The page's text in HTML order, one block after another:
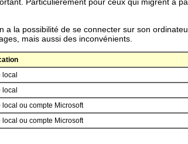
a la possibilité de se connecter sur son
mais aussi des inconvénients.
local
local
local ou compte Microsoft
local ou compte Microsoft